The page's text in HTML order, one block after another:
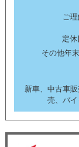
ご
定
その他年
新車、中古車
売、バ